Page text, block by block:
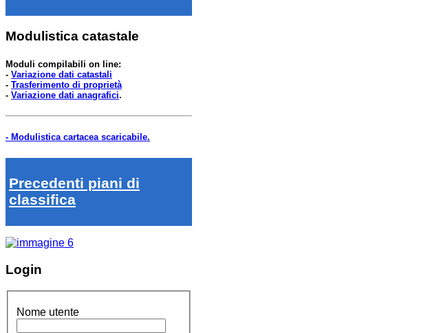
Modulistica catastale
Moduli compilabili on line:
- Variazione dati catastali
- Trasferimento di proprietà
- Variazione dati anagrafici.
- Modulistica cartacea scaricabile.
Precedenti piani di
classifica
Login
Nome utente